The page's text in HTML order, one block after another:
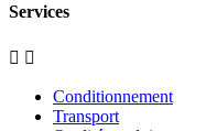
Services
 
Conditionnement
Transport